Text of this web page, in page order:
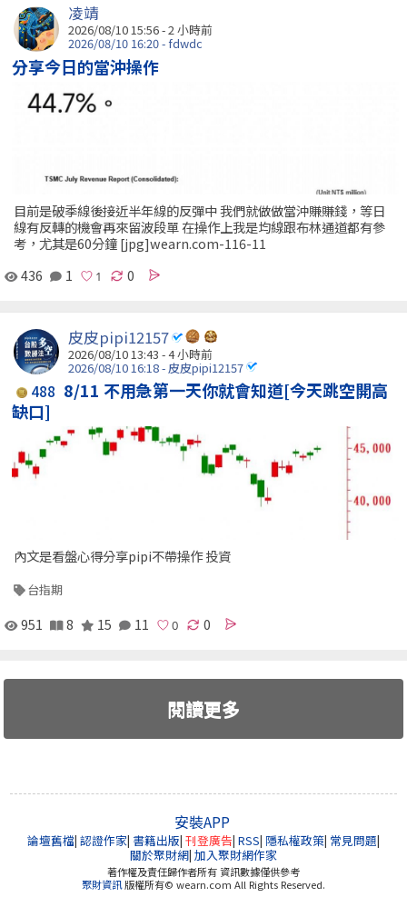
凌靖
2026/08/10 15:56 -2 小時前
2026/08/10 16:20 - fdwdc
分享今日的當沖操作
目前是破季線後接近半年線的反彈中 我們就做做當沖賺賺錢，等日
線有反轉的機會再來留波段單 在操作上我是均線跟布林通道都有參
考，尤其是60分鐘 [jpg]wearn.com-116-11
436
1 0
皮皮pipi12157
2026/08/10 13:43 -4 小時前
2026/08/10 16:18 - 皮皮pipi12157
488 8/11 不用急第一天你就會知道[今天跳空開高
缺口]
內文是看盤心得分享pipi不帶操作 投資
台指期
951 8 15 11 0
閱讀更多
安裝APP
論壇舊檔| 認證作家| 書籍出版| 刊登廣告| RSS| 隱私權政策| 常見問題|
關於聚財網| 加入聚財網作家
著作權及責任歸作者所有 資訊數據僅供參考
聚財資訊版權所有© wearn.com All Rights Reserved.